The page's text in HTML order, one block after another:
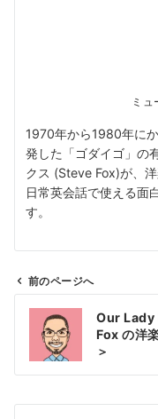
ミュ
1970年から1980年に
発した「ゴダイゴ」の
クス (Steve Fox)が、
日常英会話で使える面
す。
ビ
前のページへ
Our Lady
Fox の洋
＞